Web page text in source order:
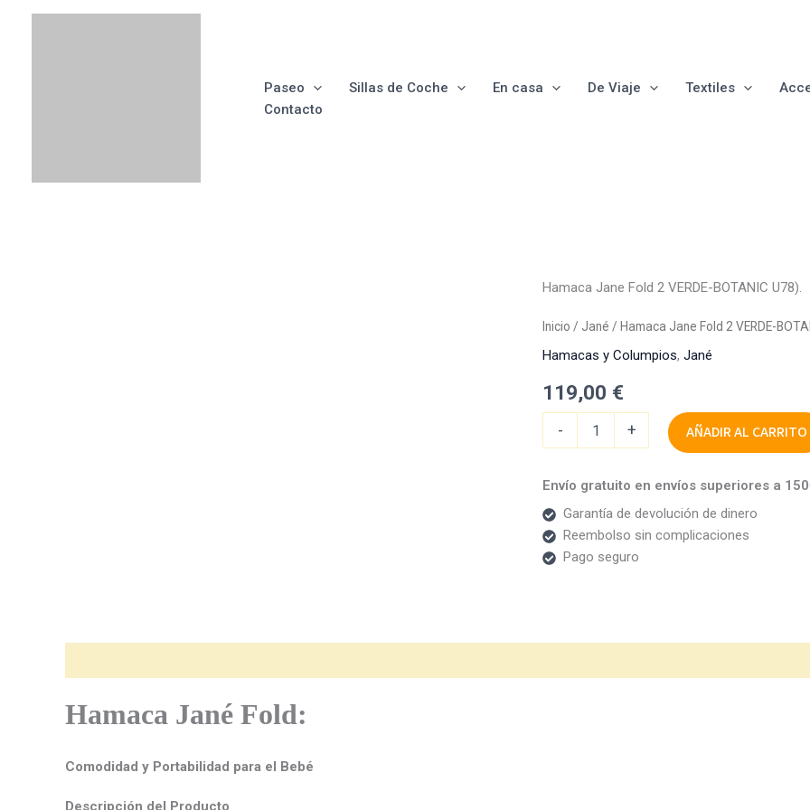
Paseo Sillas de Coche En casa De Viaje Textiles
Contacto
Hamaca Jane Fold 2 VERDE-BOTANIC U78).
Inicio / Jané / Hamaca Jane Fold 2 VERDE-
Hamacas y Columpios, Jané
119,00 €
-
Fold
VERDE-
BOTANIC
cantidad
+ AÑADIR AL CARRITO
Envío gratuito en envíos superiores a
Garantía de devolución de dinero
Reembolso sin complicaciones
Pago seguro
Hamaca Jané Fold:
Comodidad y Portabilidad para el Bebé
Descripción del Producto